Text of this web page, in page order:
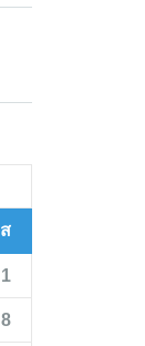
ส
1
8